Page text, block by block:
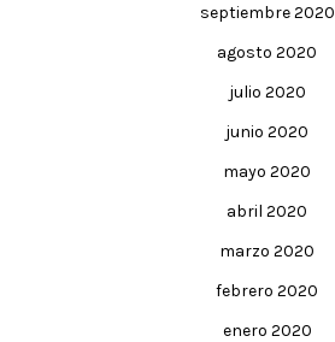
septiembre 2020
agosto 2020
julio 2020
junio 2020
mayo 2020
abril 2020
marzo 2020
febrero 2020
enero 2020